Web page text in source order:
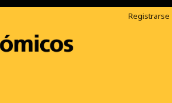
Registrarse